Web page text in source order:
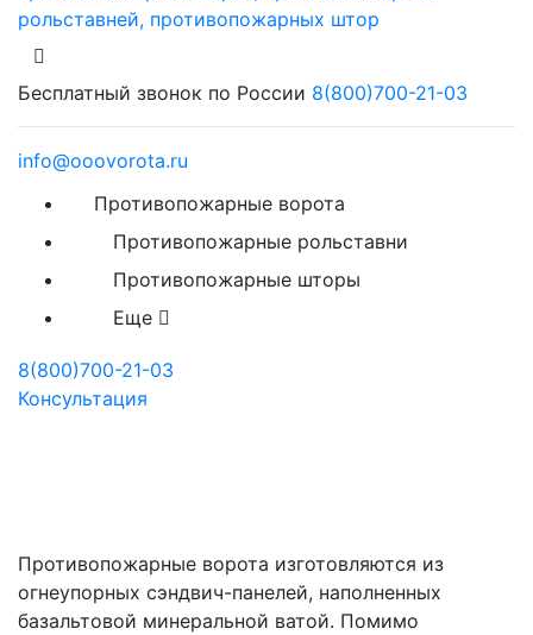
Бесплатный звонок по России 8(800)700-21-03
info@ooovorota.ru
Противопожарные ворота
Противопожарные рольставни
Противопожарные шторы
Еще
8(800)700-21-03
Консультация
Противопожарные ворота изготовляются из
огнеупорных сэндвич-панелей, наполненных
базальтовой минеральной ватой. Помимо